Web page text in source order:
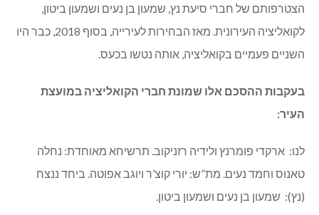
הצטרפותם של חברי סיעת נץ, שמעון בן נעים ושמעון ביטון,
לקואליציה העירונית. מאז הבחירות לעירייה, בסוף 2018, כבר היו
השניים פעמיים בקואליציה, אותה נטשו בכעס.
בעקבות ההסכם אלו שמונת חברי הקואליציה במועצת
העיר:
לנו: ארקדי פומרנץ ולידיה רזניקוב. תרשיחא מאוחדת: נחלה
טאנוס וחמד נעים. מת”ש: יורי קוצ’ר ויוגב אפוטה. ביחד ננצח
(נץ): שמעון בן נעים ושמעון ביטון.